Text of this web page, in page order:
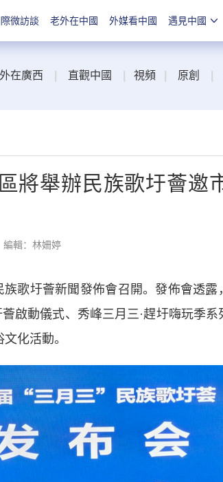
微訪談 老外在中國 外媒看中國 遇見中國
在廣西 直觀中國 視頻 原創
將舉辦民族歌圩薈邀
編輯：林姍婷
歌圩薈新聞發佈會召開。發佈會透露
啟動儀式、秀峰三月三·趕圩嗨玩季系
化活動。